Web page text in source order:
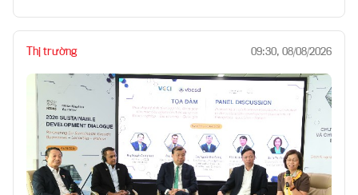
Thị trường 09:30, 08/08/2026